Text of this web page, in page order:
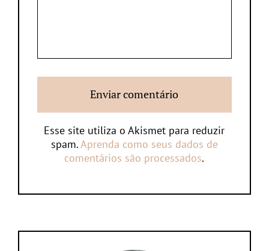
Esse site utiliza o Akismet para reduzir
spam.Aprenda como seus dados de
comentários são processados.